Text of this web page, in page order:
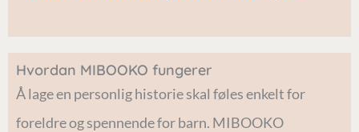
Hvordan MIBOOKO fungerer
Å lage en personlig historie skal føles enkelt for
foreldre og spennende for barn. MIBOOKO